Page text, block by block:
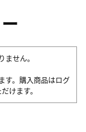
せん。
す。購入商品はログ
けます。